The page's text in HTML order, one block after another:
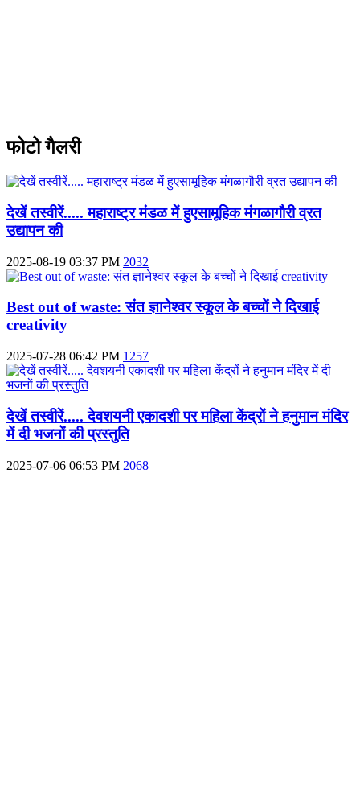
फोटो गैलरी
देखें तस्वीरें..... महाराष्ट्र मंडळ में हुएसामूहिक मंगळागौरी व्रत
उद्यापन की
2025-08-19 03:37 PM 2032
Best out of waste: संत ज्ञानेश्वर स्कूल के बच्चों ने दिखाई
creativity
2025-07-28 06:42 PM 1257
देखें तस्वीरें..... देवशयनी एकादशी पर महिला केंद्रों ने हनुमान मंदिर
में दी भजनों की प्रस्तुति
2025-07-06 06:53 PM 2068